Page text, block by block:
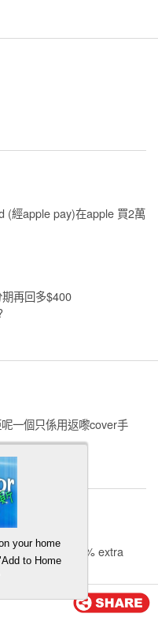
(經apple pay)在apple 買2萬
再回多$400
一個只係用返嚟cover手
買 iPhone 嗰 6% extra
? Thanks!
your home
to Home